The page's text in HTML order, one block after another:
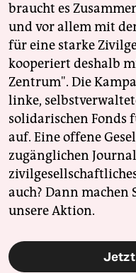
braucht es
und vor allem mit
für eine starke
kooperiert deshalb
Zentrum". Die
linke,
solidarischen Fonds
auf. Eine offene
zugänglichen
auch? Dann machen
unsere Aktion.